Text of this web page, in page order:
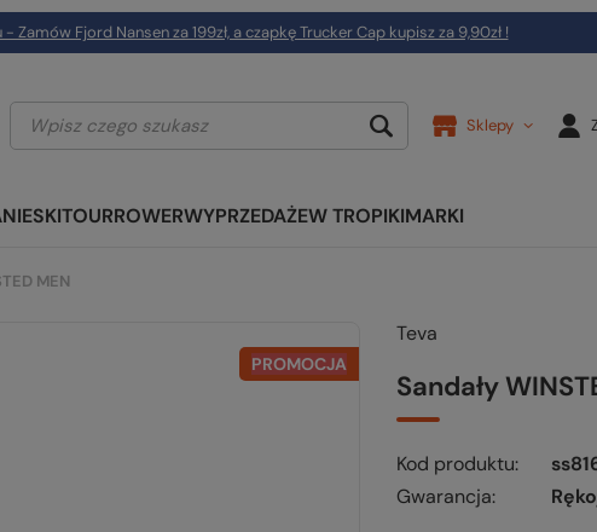
Zamów Fjord Nansen za 199zł, a czapkę Trucker Cap kupisz za 9,90zł !
Sklepy
SKITOURROWERWYPRZEDAŻEW TROPIKIMARKI
MEN
PROMOCJA
Teva
Sandały
Kod produktu
Gwarancja